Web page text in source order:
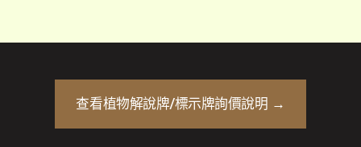
查看植物解說牌/標示牌詢價說明 →